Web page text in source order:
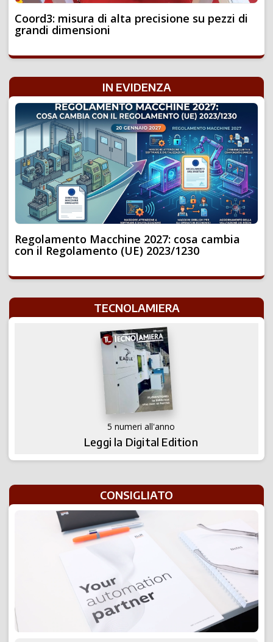
Coord3: misura di alta precisione su pezzi di
grandi dimensioni
IN EVIDENZA
Regolamento Macchine 2027: cosa cambia
con il Regolamento (UE) 2023/1230
TECNOLAMIERA
5 numeri all'anno
Leggi la Digital Edition
CONSIGLIATO